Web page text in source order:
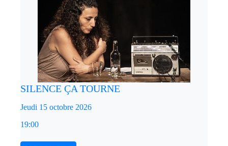
SILENCE ÇA TOURNE
Jeudi 15 octobre 2026
19:00